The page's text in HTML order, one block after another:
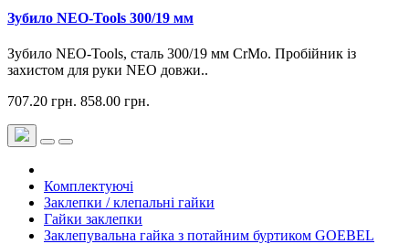
Зубило NEO-Tools 300/19 мм
Зубило NEO-Tools, сталь 300/19 мм CrMo. Пробійник із
захистом для руки NEO довжи..
707.20 грн. 858.00 грн.
Комплектуючі
Заклепки / клепальні гайки
Гайки заклепки
Заклепувальна гайка з потайним буртиком GOEBEL